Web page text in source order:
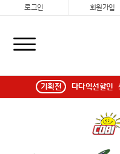
로그인 회원가입
기획전 다다익선할인